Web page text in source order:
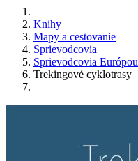
Knihy
Mapy a cestovanie
Sprievodcovia
Sprievodcovia Európou
Trekingové cyklotrasy